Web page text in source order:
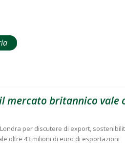
mercato britannico vale
per discutere di export,
oltre 43 milioni di euro di esportazioni